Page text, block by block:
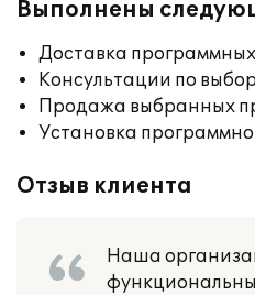
Выполнены
Доставка
Консультации по
Продажа выбранных
Установка
Отзыв клиента
Наша